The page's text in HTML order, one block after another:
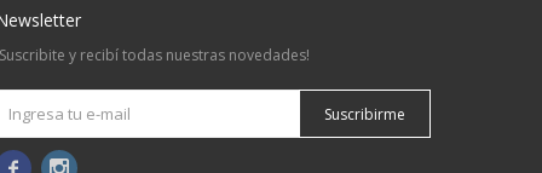
y recibí todas nuestras novedades!
Suscribirme
 